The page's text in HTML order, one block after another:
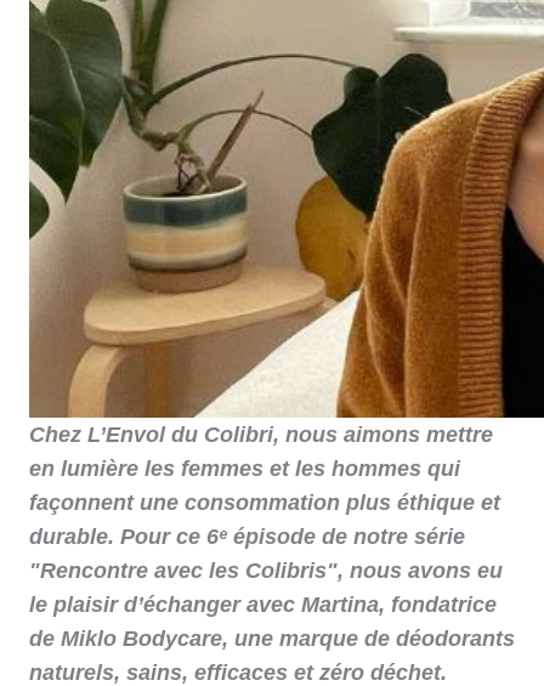
Chez L’Envol du Colibri, nous aimons mettre
en lumière les femmes et les hommes qui
façonnent une consommation plus éthique et
durable. Pour ce 6ᵉ épisode de notre série
"Rencontre avec les Colibris", nous avons eu
le plaisir d’échanger avec Martina, fondatrice
de Miklo Bodycare, une marque de déodorants
naturels, sains, efficaces et zéro déchet.